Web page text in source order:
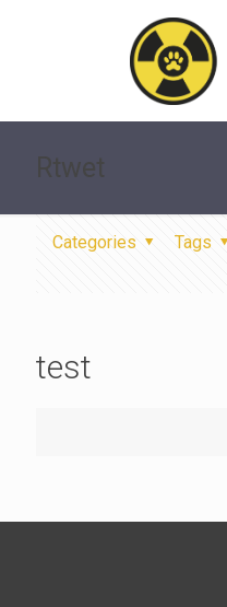
Rtwet
Categories Tags
test